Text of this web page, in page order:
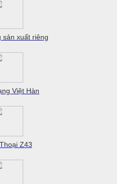
sản xuất riêng
Việt Hàn
Z43